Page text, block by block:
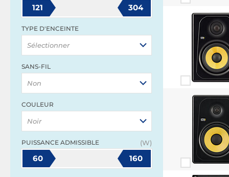
121 304
TYPE D'ENCEINTE
Sélectionner
SANS-FIL
Non
COULEUR
Noir
PUISSANCE ADMISSIBLE (W)
60 160